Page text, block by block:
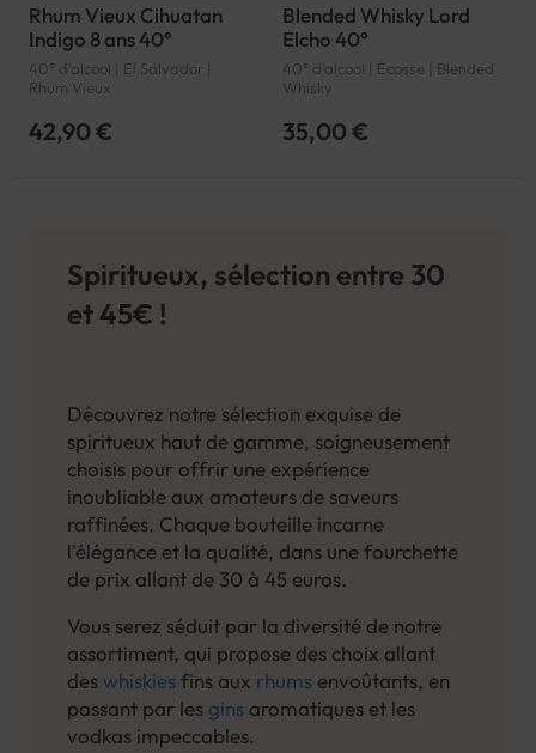
Rhum Vieux Cihuatan
Indigo 8 ans 40°
40° d'alcool | El Salvador |
Rhum Vieux
42,90 €
Blended Whisky Lord
Elcho 40°
40° d'alcool | Écosse | Blended
Whisky
35,00 €
Spiritueux, sélection entre 30
et 45€ !
Découvrez notre sélection exquise de
spiritueux haut de gamme, soigneusement
choisis pour offrir une expérience
inoubliable aux amateurs de saveurs
raffinées. Chaque bouteille incarne
l'élégance et la qualité, dans une fourchette
de prix allant de 30 à 45 euros.
Vous serez séduit par la diversité de notre
assortiment, qui propose des choix allant
deswhiskiesfins aux rhums envoûtants, en
passant par les gins aromatiques et les
vodkas impeccables.